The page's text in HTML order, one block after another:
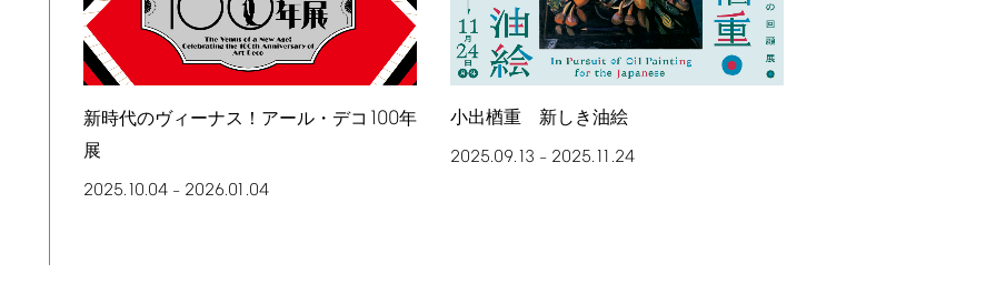
新時代のヴィーナス！アール・デコ 100年
展
2025.10.04 – 2026.01.04
小出楢󠄀重 新しき油絵
2025.09.13 – 2025.11.24